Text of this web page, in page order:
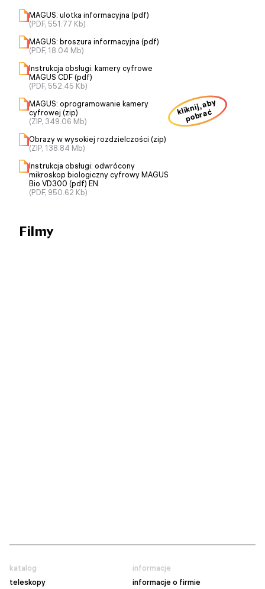
MAGUS: ulotka informacyjna (pdf)
(PDF, 551.77 Kb)
MAGUS: broszura informacyjna (pdf)
(PDF, 18.04 Mb)
Instrukcja obsługi: kamery cyfrowe
MAGUS CDF (pdf)
(PDF, 552.45 Kb)
MAGUS: oprogramowanie kamery
cyfrowej (zip)
(ZIP, 349.06 Mb)
Obrazy w wysokiej rozdzielczości (zip)
(ZIP, 138.84 Mb)
Instrukcja obsługi: odwrócony
mikroskop biologiczny сyfrowy MAGUS
Bio VD300 (pdf) EN
(PDF, 950.62 Kb)
kliknij, aby
pobrać
Filmy
katalog
teleskopy
informacje
informacje o firmie